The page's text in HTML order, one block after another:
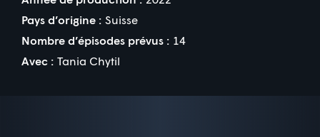
Pays d’origine : Suisse
Nombre d’épisodes prévus : 14
Avec : Tania Chytil